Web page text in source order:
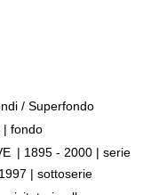
/ Superfondo
| fondo
| 1895 - 2000 | serie
| sottoserie